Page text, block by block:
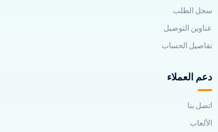
سجل الطلب
عناوين التوصيل
تفاصيل الحساب
دعم العملاء
اتصل بنا
الألعاب